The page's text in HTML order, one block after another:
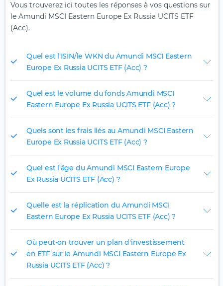
Vous trouverez ici toutes les réponses à vos questions sur
le Amundi MSCI Eastern Europe Ex Russia UCITS ETF
(Acc).
Quel est l'ISIN/le WKN du Amundi MSCI Eastern
Europe Ex Russia UCITS ETF (Acc) ?
Quel est le volume du fonds Amundi MSCI
Eastern Europe Ex Russia UCITS ETF (Acc) ?
Quels sont les frais liés au Amundi MSCI Eastern
Europe Ex Russia UCITS ETF (Acc) ?
Quel est l'âge du Amundi MSCI Eastern Europe
Ex Russia UCITS ETF (Acc) ?
Quelle est la réplication du Amundi MSCI
Eastern Europe Ex Russia UCITS ETF (Acc) ?
Où peut-on trouver un plan d'investissement
en ETF sur le Amundi MSCI Eastern Europe Ex
Russia UCITS ETF (Acc) ?